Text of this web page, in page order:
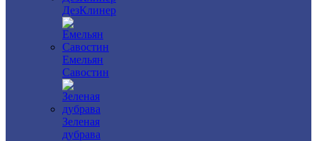
ДезКлинер
Емельян
Савостин
Зеленая
дубрава